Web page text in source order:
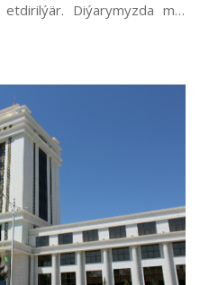
Diýarymyzda milli
sanly ykdysadyýeti
üst...